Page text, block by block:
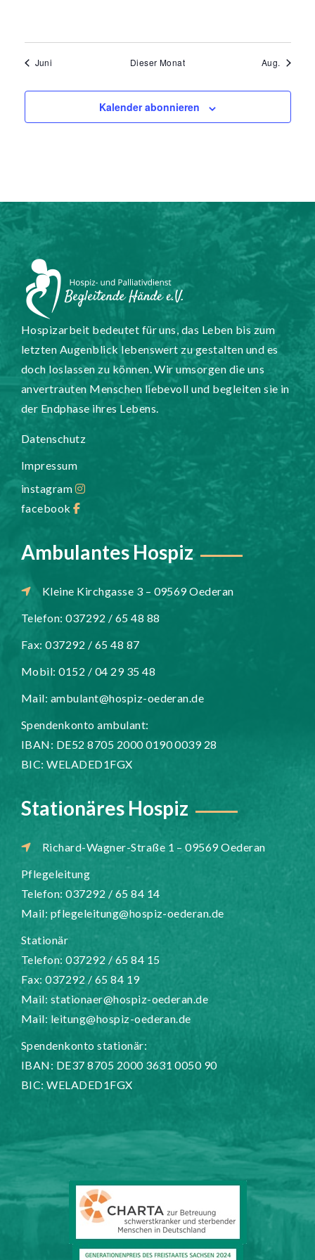
Juni Dieser Monat Aug.
Kalender abonnieren
Hospizarbeit bedeutet für uns, das Leben bis zum
letzten Augenblick lebenswert zu gestalten und es
doch loslassen zu können. Wir umsorgen die uns
anvertrauten Menschen liebevoll und begleiten sie in
der Endphase ihres Lebens.
Datenschutz
Impressum
instagram
facebook
Ambulantes Hospiz
Kleine Kirchgasse 3 – 09569 Oederan
Telefon: 037292 / 65 48 88
Fax: 037292 / 65 48 87
Mobil: 0152 / 04 29 35 48
Mail: ambulant@hospiz-oederan.de
Spendenkonto ambulant:
IBAN: DE52 8705 2000 0190 0039 28
BIC: WELADED1FGX
Stationäres Hospiz
Richard-Wagner-Straße 1 – 09569 Oederan
Pflegeleitung
Telefon: 037292 / 65 84 14
Mail: pflegeleitung@hospiz-oederan.de
Stationär
Telefon: 037292 / 65 84 15
Fax: 037292 / 65 84 19
Mail: stationaer@hospiz-oederan.de
Mail: leitung@hospiz-oederan.de
Spendenkonto stationär:
IBAN: DE37 8705 2000 3631 0050 90
BIC: WELADED1FGX